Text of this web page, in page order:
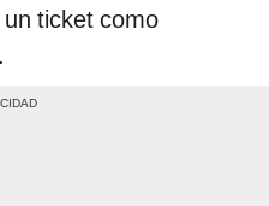
ticket como